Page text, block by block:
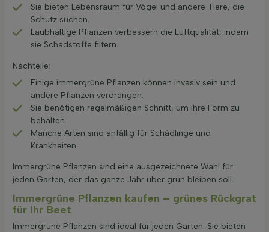
Sie bieten Lebensraum für Vögel und andere Tiere, die
Schutz suchen.
Laubhaltige Pflanzen verbessern die Luftqualität, indem
sie Schadstoffe filtern.
Nachteile:
Einige immergrüne Pflanzen können invasiv sein und
andere Pflanzen verdrängen.
Sie benötigen regelmäßigen Schnitt, um ihre Form zu
behalten.
Manche Arten sind anfällig für Schädlinge und
Krankheiten.
Immergrüne Pflanzen sind eine ausgezeichnete Wahl für
jeden Garten, der das ganze Jahr über grün bleiben soll.
Immergrüne Pflanzen kaufen – grünes Rückgrat
für Ihr Beet
Immergrüne Pflanzen sind ideal für jeden Garten. Sie bieten